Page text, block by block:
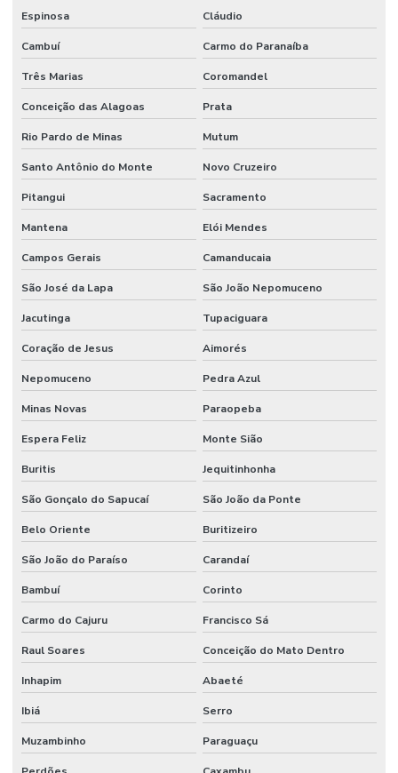
Espinosa Cláudio
Cambuí Carmo do Paranaíba
Três Marias Coromandel
Conceição das Alagoas Prata
Rio Pardo de Minas Mutum
Santo Antônio do Monte Novo Cruzeiro
Pitangui Sacramento
Mantena Elói Mendes
Campos Gerais Camanducaia
São José da Lapa São João Nepomuceno
Jacutinga Tupaciguara
Coração de Jesus Aimorés
Nepomuceno Pedra Azul
Minas Novas Paraopeba
Espera Feliz Monte Sião
Buritis Jequitinhonha
São Gonçalo do Sapucaí São João da Ponte
Belo Oriente Buritizeiro
São João do Paraíso Carandaí
Bambuí Corinto
Carmo do Cajuru Francisco Sá
Raul Soares Conceição do Mato Dentro
Inhapim Abaeté
Ibiá Serro
Muzambinho Paraguaçu